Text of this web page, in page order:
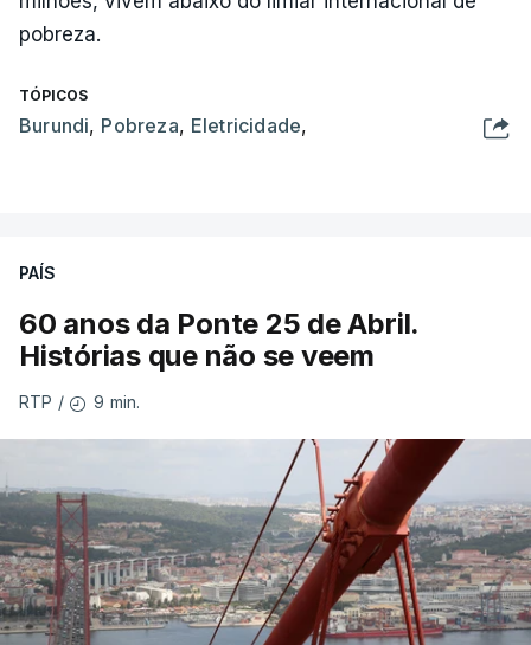
pobreza.
TÓPICOS
Burundi, Pobreza, Eletricidade,
PAÍS
60 anos da Ponte 25 de Abril.
Histórias que não se veem
RTP / 9 min.